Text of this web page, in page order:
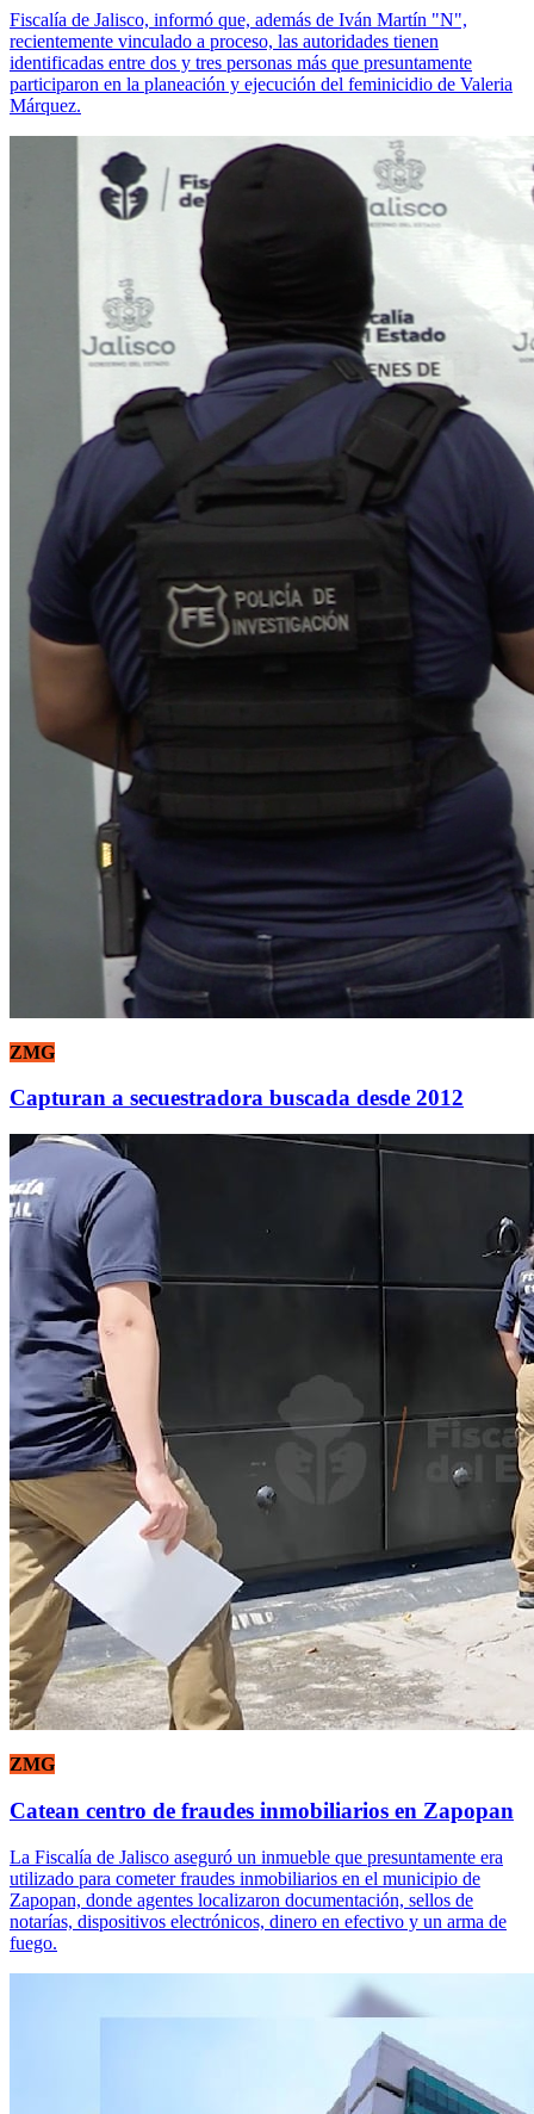
Fiscalía de Jalisco, informó que, además de Iván Martín "N",
recientemente vinculado a proceso, las autoridades tienen
identificadas entre dos y tres personas más que presuntamente
participaron en la planeación y ejecución del feminicidio de Valeria
Márquez.
ZMG
Capturan a secuestradora buscada desde 2012
ZMG
Catean centro de fraudes inmobiliarios en Zapopan
La Fiscalía de Jalisco aseguró un inmueble que presuntamente era
utilizado para cometer fraudes inmobiliarios en el municipio de
Zapopan, donde agentes localizaron documentación, sellos de
notarías, dispositivos electrónicos, dinero en efectivo y un arma de
fuego.